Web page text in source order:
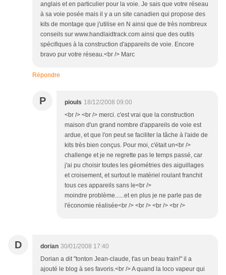
anglais et en particulier pour la voie. Je sais que votre réseau
à sa voie posée mais il y a un site canadien qui propose des
kits de montage que j'utilise en N ainsi que de très nombreux
conseils sur www.handlaidtrack.com ainsi que des outils
spécifiques à la construction d'appareils de voie. Encore
bravo pur votre réseau.<br /> Marc
Répondre
P piouls 18/12/2008 09:00
<br /> <br /> merci. c'est vrai que la construction
maison d'un grand nombre d'appareils de voie est
ardue, et que l'on peut se faciliter la tâche à l'aide de
kits très bien conçus. Pour moi, c'était un<br />
challenge et je ne regrette pas le temps passé, car
j'ai pu choisir toutes les géométries des aiguillages
et croisement, et surtout le matériel roulant franchit
tous ces appareils sans le<br />
moindre problème......et en plus je ne parle pas de
l'économie réalisée<br /> <br /> <br /> <br />
D dorian 30/01/2008 17:40
Dorian a dit "tonton Jean-claude, t'as un beau train!" il a
ajouté le blog à ses favoris.<br /> A quand la loco vapeur qui